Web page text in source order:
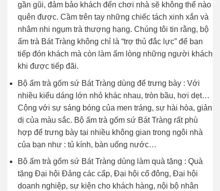
gần gũi, đảm bảo khách đến chơi nhà sẽ không thể nào
quên được. Cầm trên tay những chiếc tách xinh xắn và
nhâm nhi ngụm trà thượng hạng. Chúng tôi tin rằng, bộ
ấm trà Bát Tràng không chỉ là “trợ thủ đắc lực” để bạn
tiếp đón khách mà còn làm ấm lòng những người khách
khi được tiếp đãi.
Bộ ấm trà gốm sứ Bát Tràng dùng để trưng bày : Với
nhiều kiểu dáng lớn nhỏ khác nhau, tròn bầu, hơi dẹt…
Cộng với sự sáng bóng của men tráng, sự hài hòa, giản
dị của màu sắc. Bộ ấm trà gốm sứ Bát Tràng rất phù
hợp để trưng bày tại nhiều không gian trong ngôi nhà
của bạn như : tủ kính, bàn uống nước…
Bộ ấm trà gốm sứ Bát Tràng dùng làm quà tặng : Quà
tặng Đại hội Đảng các cấp, Đại hội cổ đông, Đại hội
doanh nghiệp, sự kiện cho khách hàng, nội bộ nhân